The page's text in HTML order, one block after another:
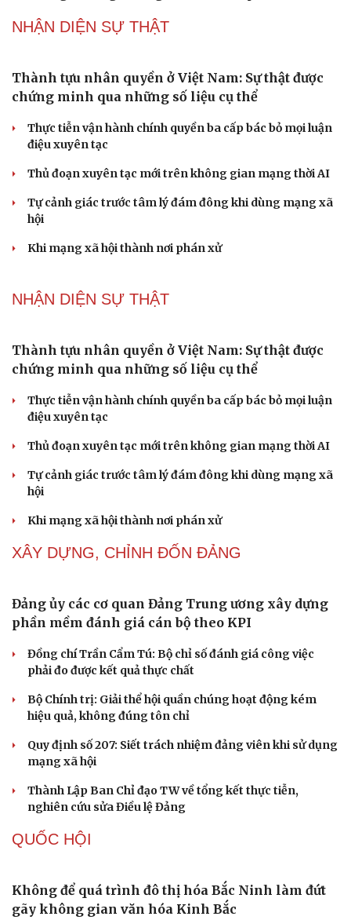
Vành đai 5 - Vùng Thủ đô
PODCAST
"Loạn" biển hiệu tiếng nước ngoài: Đã đến lúc
chấn chỉnh
Lời đề nghị của người tình trẻ về chuyện có con chung
khiến tôi bế tắc ở tuổi 80
Du lịch biển Việt Nam: Muốn bứt phá phải vượt khỏi lợi
thế tự nhiên
phát hiện mắc bệnh tình dục
NHẬN DIỆN SỰ THẬT
Thành tựu nhân quyền ở Việt Nam: Sự thật được
điệu xuyên tạc
hội
NHẬN DIỆN SỰ THẬT
chứng minh qua những số liệu cụ thể
Thực tiễn vận hành chính quyền ba cấp bác bỏ mọi luận
điệu xuyên tạc
Thủ đoạn xuyên tạc mới trên không gian mạng thời AI
Tự cảnh giác trước tâm lý đám đông khi dùng mạng xã
hội
XÂY DỰNG, CHỈNH ĐỐN ĐẢNG